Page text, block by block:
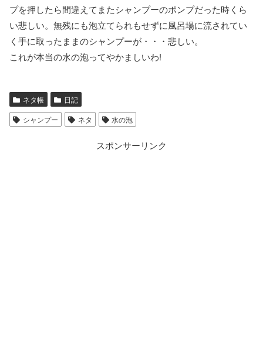
プを押したら間違えてまたシャンプーのポンプだった時くら
い悲しい。無残にも泡立てられもせずに風呂場に流されてい
く手に取ったままのシャンプーが・・・悲しい。
これが本当の水の泡ってやかましいわ!
ネタ帳 日記
シャンプー ネタ 水の泡
スポンサーリンク